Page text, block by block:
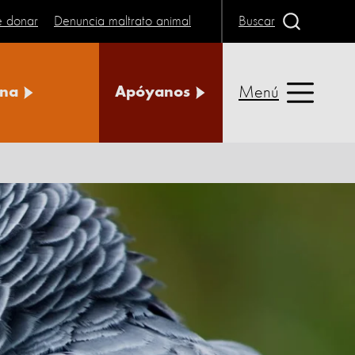
donar Denuncia maltrato animal Buscar
Apóyanos Menú